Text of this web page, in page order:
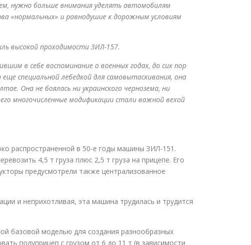
нужно больше внимания уделять автомобилям
«нормальных» и равнодушие к дорожным условиям
высокой проходимости ЗИЛ-157.
в себе воспоминание о военных годах, до сих пор
специальной лебедкой для самовытаскивания, она
Она не боялась ни украинского чернозема, ни
многочисленные модификации стали важной вехой
распространенной в 50-е годы машины ЗИЛ-151.
4,5 т груза плюс 2,5 т груза на прицепе. Его
предусмотрели также централизованное
и неприхотливая, эта машина трудилась и трудится
базовой моделью для создания разнообразных
полуприцеп с грузом от 6 до 11 т (в зависимости